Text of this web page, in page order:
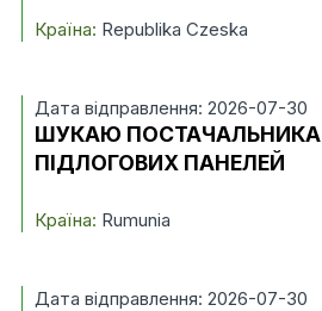
Країна: Republika Czeska
Дата відправлення: 2026-07-30
ШУКАЮ ПОСТАЧАЛЬНИКА
ПІДЛОГОВИХ ПАНЕЛЕЙ
Країна: Rumunia
Дата відправлення: 2026-07-30